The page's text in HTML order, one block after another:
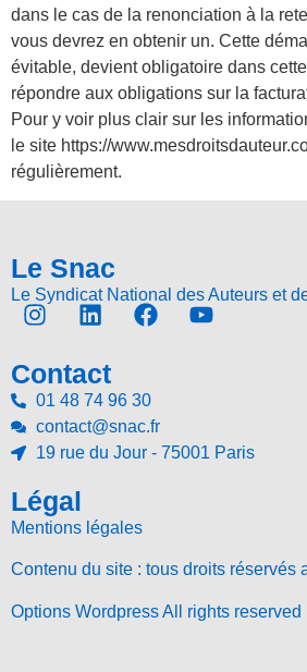
dans le cas de la renonciation à la
vous devrez en obtenir un. Cette
évitable, devient obligatoire dans
répondre aux obligations sur la
Pour y voir plus clair sur les
le site https://
régulièrement.
Le Snac
Le Syndicat National des Auteurs et
Contact
01 48 74 96 30
contact@snac.fr
19 rue du Jour - 75001 Paris
Légal
Mentions légales
Contenu du site : tous droits réservés
Options Wordpress All rights reserved